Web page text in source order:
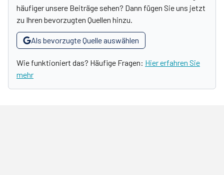
häufiger unsere Beiträge sehen? Dann fügen Sie uns jetzt
zu Ihren bevorzugten Quellen hinzu.
Als bevorzugte Quelle auswählen
Wie funktioniert das? Häufige Fragen: Hier erfahren Sie
mehr